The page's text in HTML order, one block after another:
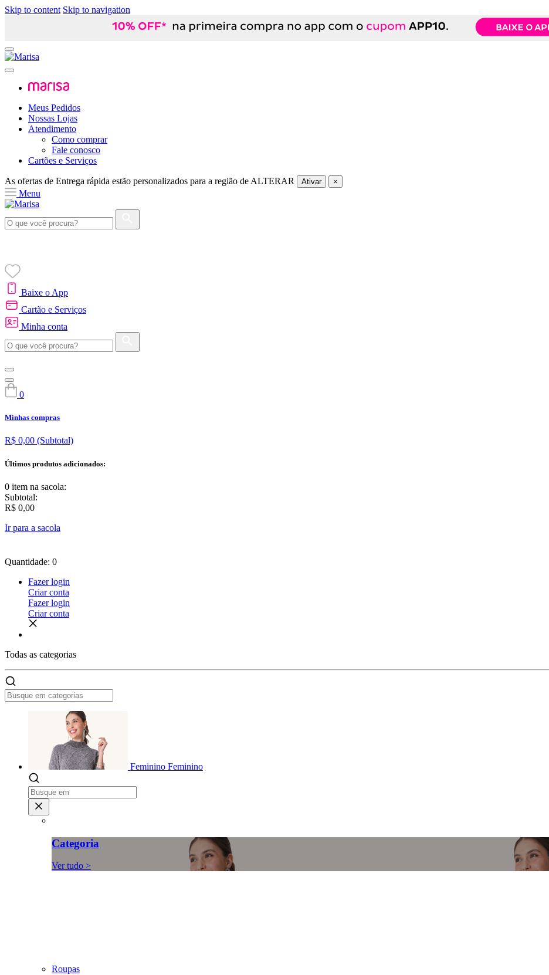
Skip to content Skip to navigation
Meus Pedidos
Nossas Lojas
Atendimento
Como comprar
Fale conosco
Cartões e Serviços
As ofertas de Entrega rápida estão personalizados para a região de ALTERAR Ativar ×
Menu
Baixe o App
Cartão e Serviços
Minha conta
0
Minhas compras
R$ 0,00 (Subtotal)
Últimos produtos adicionados:
0 item na sacola:
Subtotal:
R$ 0,00
Ir para a sacola
Quantidade: 0
Fazer login
Criar conta
Fazer login
Criar conta
Todas as categorias
Feminino Feminino
Categoria
Ver tudo >
Roupas